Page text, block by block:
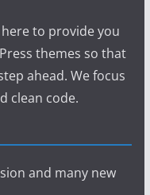
to provide you
themes so that
ahead. We focus
clean code.
and many new